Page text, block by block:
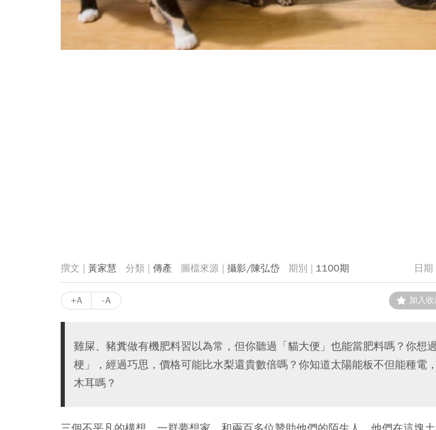
黃家慧 傳產 攝影/陳弘岱 1100期
+A -A 加入收
雞屎、豬糞做有機肥料習以為常，但你聽過「貓大便」也能當肥料嗎？你想
梗」，經過巧思，價格可能比水梨還貴數倍嗎？你知道太陽能板不但能種電
木耳嗎？